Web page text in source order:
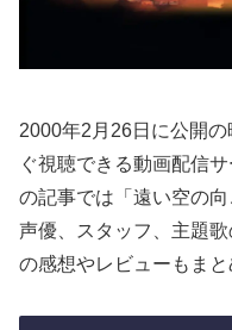
2000年2月26日に公開
ぐ視聴できる動画配信
の記事では「遠い空の
声優、スタッフ、主題
の感想やレビューもまと